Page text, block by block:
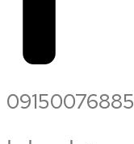
09150076885